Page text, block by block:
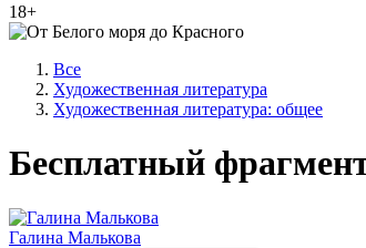
18+
Все
Художественная литература
Художественная литература: общее
Бесплатный
Галина Малькова